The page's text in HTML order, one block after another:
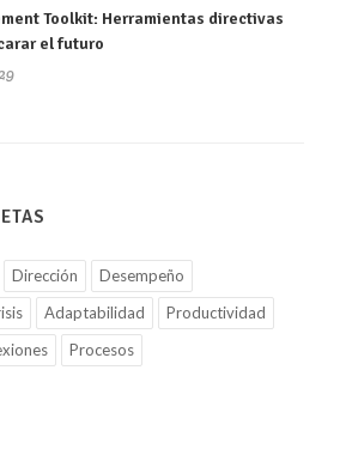
Toolkit: Herramientas directivas
el futuro
Dirección
Desempeño
Adaptabilidad
Productividad
Procesos